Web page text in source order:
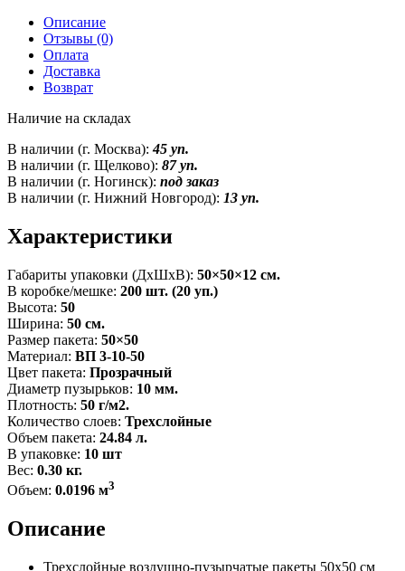
Описание
Отзывы (0)
Оплата
Доставка
Возврат
Наличие на складах
В наличии (г. Москва):45 уп.
В наличии (г. Щелково): 87 уп.
В наличии (г. Ногинск): под заказ
В наличии (г. Нижний Новгород): 13 уп.
Характеристики
Габариты упаковки (ДxШxВ): 50×50×12 см.
В коробке/мешке: 200 шт. (20 уп.)
Высота: 50
Ширина: 50 см.
Размер пакета: 50×50
Материал: ВП 3-10-50
Цвет пакета: Прозрачный
Диаметр пузырьков: 10 мм.
Плотность: 50 г/м2.
Количество слоев: Трехслойные
Объем пакета: 24.84 л.
В упаковке: 10 шт
Вес: 0.30 кг.
Объем: 0.0196 м3
Описание
Трехслойные воздушно-пузырчатые пакеты 50x50 см